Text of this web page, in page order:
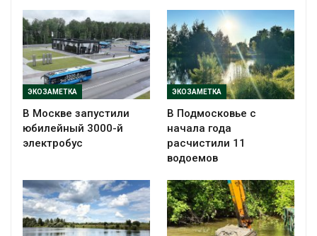
ЭКОЗАМЕТКА
В Москве запустили
юбилейный 3000-й
электробус
ЭКОЗАМЕТКА
В Подмосковье с
начала года
расчистили 11
водоемов